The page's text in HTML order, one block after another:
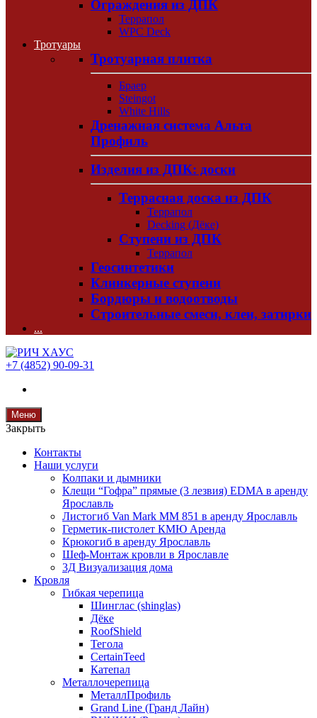
Ограждения из ДПК
Террапол
WPC Deck
Тротуары
Тротуарная плитка
Браер
Steingot
White Hills
Дренажная система Альта
Профиль
Изделия из ДПК: доски
Террасная доска из ДПК
Террапол
Decking (Дёке)
Ступени из ДПК
Террапол
Геосинтетики
Клинкерные ступени
Бордюры и водоотводы
Строительные смеси, клеи, затирки
...
+7 (4852) 90-09-31
Меню
Закрыть
Контакты
Наши услуги
Колпаки и дымники
Клещи “Гофра” прямые (3 лезвия) EDMA в аренду
Ярославль
Листогиб Van Mark MM 851 в аренду Ярославль
Герметик-пистолет КМЮ Аренда
Крюкогиб в аренду Ярославль
Шеф-Монтаж кровли в Ярославле
3Д Визуализация дома
Кровля
Гибкая черепица
Шинглас (shinglas)
Дёке
RoofShield
Тегола
CertainTeed
Катепал
Металлочерепица
МеталлПрофиль
Grand Line (Гранд Лайн)